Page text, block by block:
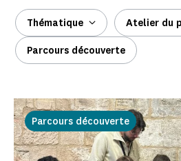
Thématique Atelier du
Parcours découverte
Parcours découverte